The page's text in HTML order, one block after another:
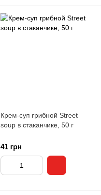
Крем-суп грибной Street
soup в стаканчике, 50 г
41 грн